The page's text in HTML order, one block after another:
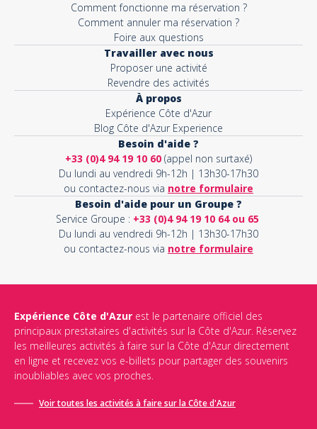
Comment fonctionne ma réservation ?
Comment annuler ma réservation ?
Foire aux questions
Travailler avec nous
Proposer une activité
Revendre des activités
À propos
Expérience Côte d'Azur
Blog Côte d'Azur Experience
Besoin d'aide ?
+33 (0)4 94 19 10 60 (appel non surtaxé)
Du lundi au vendredi 9h-12h | 13h30-17h30
ou contactez-nous via notre formulaire
Besoin d'aide pour un Groupe ?
Service Groupe : +33 (0)4 94 19 10 64 ou 65
Du lundi au vendredi 9h-12h | 13h30-17h30
ou contactez-nous via notre formulaire
Expérience Côte d'Azur est le partenaire officiel des
principaux prestataires d'activités sur la Côte d'Azur. Réservez
les meilleures activités à faire sur la Côte d'Azur directement
en ligne et recevez vos e-billets pour partager des souvenirs
inoubliables avec vos proches.
Voir toutes les activités à faire sur la Côte d'Azur